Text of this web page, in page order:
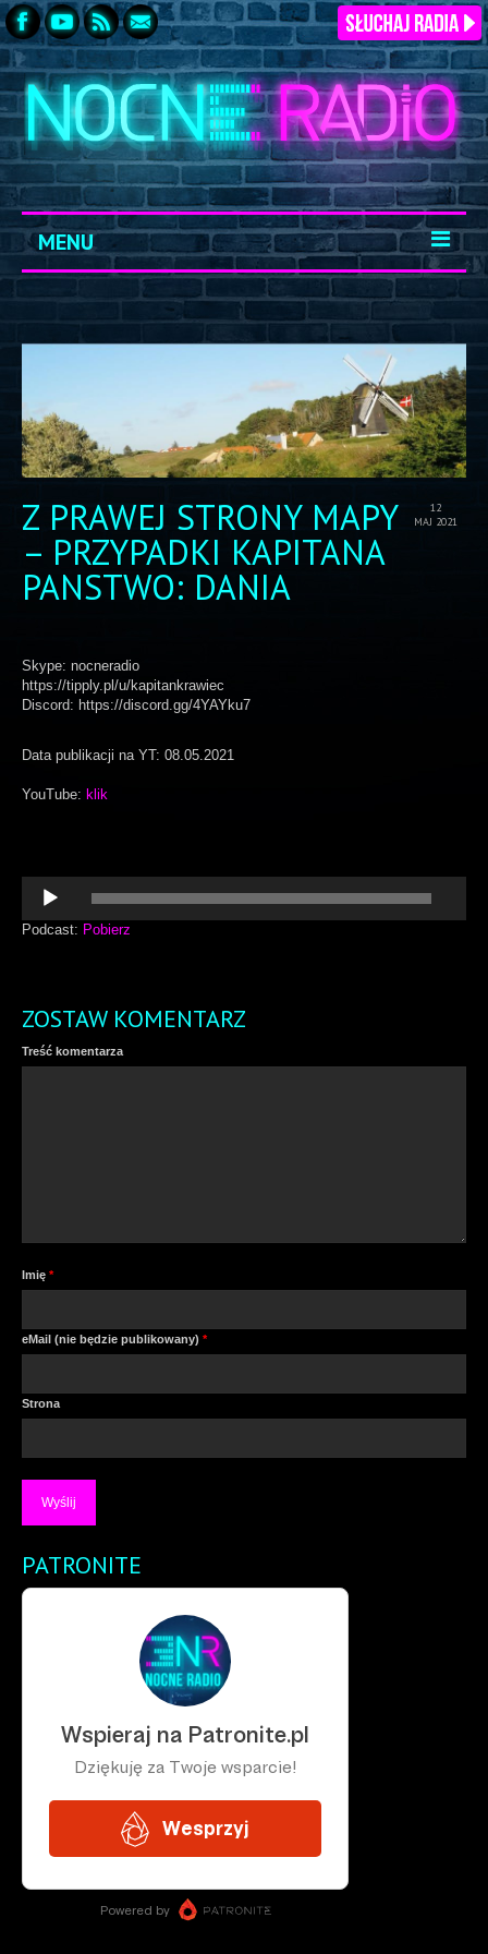
MENU
START
ARCHIWUM
LOGOWANIE
12
MAJ 2021
Z PRAWEJ STRONY MAPY
– PRZYPADKI KAPITANA
PANSTWO: DANIA
Skype: nocneradio
https://tipply.pl/u/kapitankrawiec
Discord: https://discord.gg/4YAYku7
Data publikacji na YT: 08.05.2021
YouTube: klik
Odtwarzacz
plików
dźwiękowych
Podcast: Pobierz
ZOSTAW KOMENTARZ
Treść komentarza
Imię *
eMail (nie będzie publikowany) *
Strona
PATRONITE